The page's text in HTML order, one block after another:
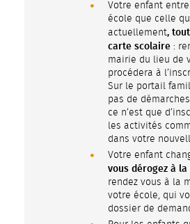
Votre enfant
école que celle
actuellement,
carte scolaire :
mairie du lieu de
procédera à
Sur le portail
pas de
ce n’est que
les activités
dans votre
Votre enfant
vous dérogez à
rendez vous à la
votre école, qui
dossier de